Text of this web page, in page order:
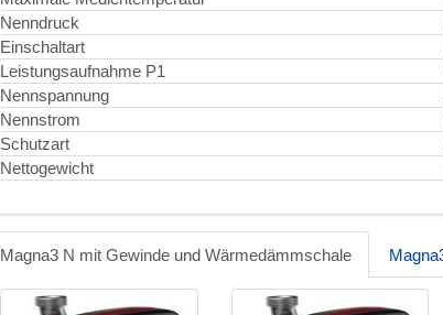
Nenndruck
Einschaltart
Leistungsaufnahme P1
Nennspannung
Nennstrom
Schutzart
Nettogewicht
Magna3 N mit Gewinde und Wärmedämmschale